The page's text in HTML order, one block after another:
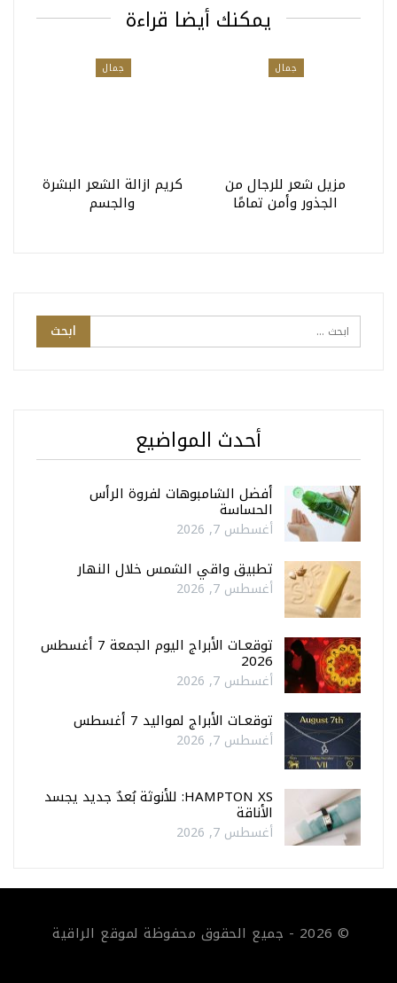
يمكنك أيضا قراءة
جمال
مزيل شعر للرجال من
الجذور وأمن تمامًا
جمال
كريم ازالة الشعر البشرة
والجسم
أحدث المواضيع
أفضل الشامبوهات لفروة الرأس
الحساسة
أغسطس 7, 2026
تطبيق واقي الشمس خلال النهار
أغسطس 7, 2026
توقعـات الأبراج اليوم الجمعة 7 أغسطس
2026
أغسطس 7, 2026
توقعـات الأبراج لمواليد 7 أغسطس
أغسطس 7, 2026
HAMPTON XS: للأنوثة بُعدٌ جديد يجسد
الأناقة
أغسطس 7, 2026
© 2026 - جميع الحقوق محفوظة لموقع الراقية